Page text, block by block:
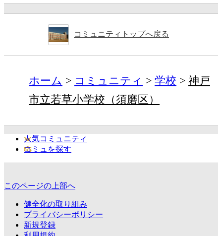
コミュニティトップへ戻る
ホーム コミュニティ 学校
神戸
市立若草小学校（須磨区）
人気コミュニティ
コミュを探す
このページの上部へ
健全化の取り組み
プライバシーポリシー
新規登録